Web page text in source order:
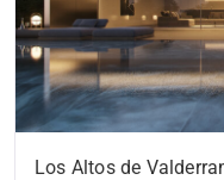
Los Altos de